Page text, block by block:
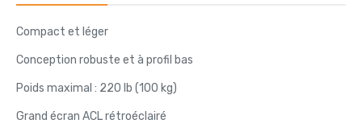
Compact et léger
Conception robuste et à profil bas
Poids maximal : 220 lb (100 kg)
Grand écran ACL rétroéclairé